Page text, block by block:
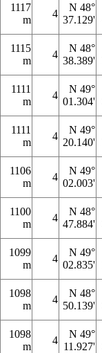
1117
m
4
N 48°
37.129'
1115
m
4
N 48°
38.389'
1111
m
4
N 49°
01.304'
1111
m
4
N 49°
20.140'
1106
m
4
N 49°
02.003'
1100
m
4
N 48°
47.884'
1099
m
4
N 49°
02.835'
1098
m
4
N 48°
50.139'
1098
m
4
N 49°
11.927'